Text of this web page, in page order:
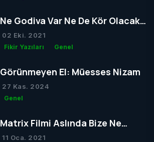
Ne Godiva Var Ne De Kör Olacak
Tom
02 Eki. 2021
Fikir Yazıları Genel
Görünmeyen El: Müesses Nizam
27 Kas. 2024
Genel
Matrix Filmi Aslında Bize Ne
Anlatmak İstedi?
11 Oca. 2021